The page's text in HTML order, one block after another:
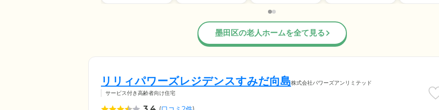
墨田区の老人ホームを全て見る
リリィパワーズレジデンスすみだ向島株式会社パワーズアンリミテッド
サービス付き高齢者向け住宅